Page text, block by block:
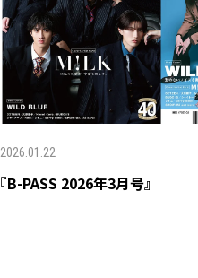
2026.01.22
『B-PASS 2026年3月号』